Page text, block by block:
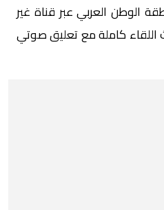
الوطن العربي عبر قناة غير
كاملة مع تعليق صوتي